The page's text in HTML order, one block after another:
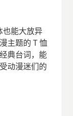
也能大放异
主题的 T 恤
典台词，能
动漫迷们的